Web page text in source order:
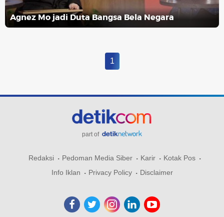
Agnez Mo jadi Duta Bangsa Bela Negara
1
part of
Redaksi Pedoman Media Siber Karir
Kotak Pos
Info Iklan
Privacy Policy Disclaimer